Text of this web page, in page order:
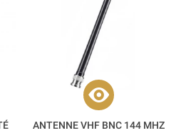
ANTENNE VHF BNC 144 MHZ